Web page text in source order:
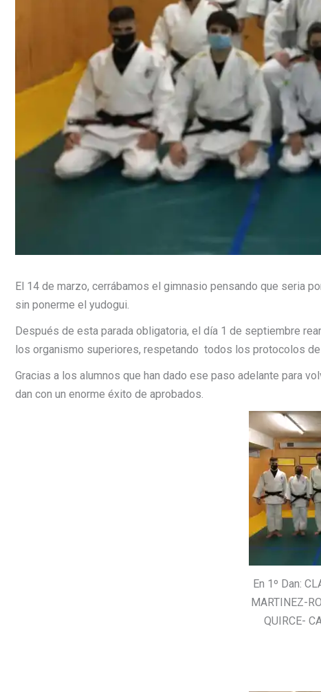
El 14 de marzo, cerrábamos el gimnasio pensando que seria
sin ponerme el yudogui.
Después de esta parada obligatoria, el día 1 de septiembre
los organismo superiores, respetando todos los protocolos de
Gracias a los alumnos que han dado ese paso adelante para
dan con un enorme éxito de aprobados.
En 1º Dan:
MARTINEZ-
QUIRCE-